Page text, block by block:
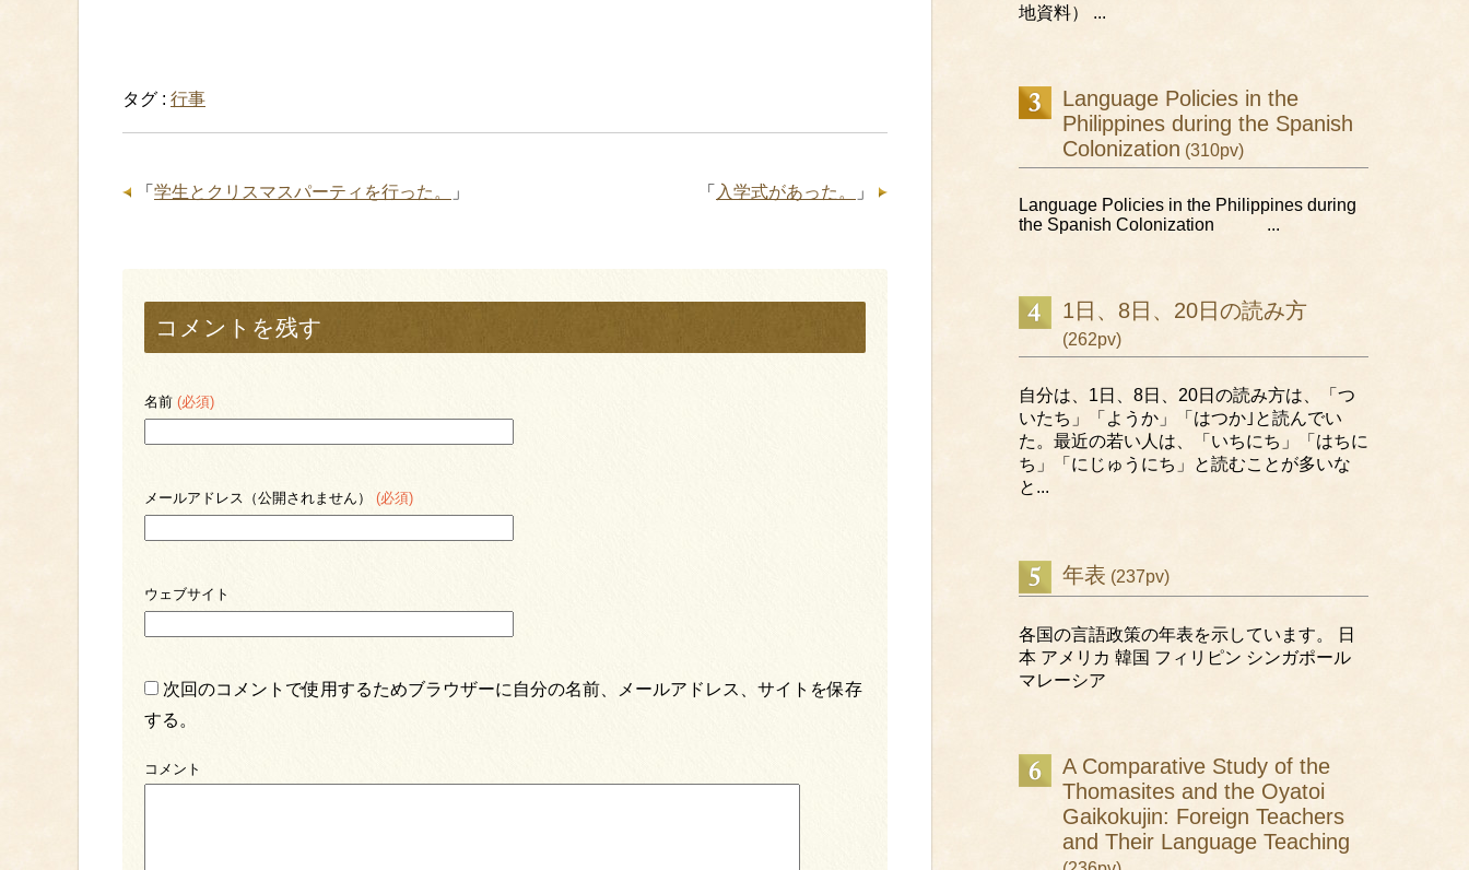
タグ : 行事
「 入学式があった。 」
「 学生とクリスマスパーティを行った。 」
コメントを残す
名前 (必須)
メールアドレス（公開されません） (必須)
ウェブサイト
次回のコメントで使用するためブラウザーに自分の名前、メールアドレス、サイトを保存
する。
コメント
地資料） ...
Language Policies in the
Philippines during the Spanish
Colonization (310pv)
Language Policies in the Philippines during
the Spanish Colonization ...
1日、8日、20日の読み方
(262pv)
自分は、1日、8日、20日の読み方は、「つ
いたち」「ようか」「はつか｣と読んでい
た。最近の若い人は、「いちにち」「はちに
ち」「にじゅうにち」と読むことが多いな
と...
年表 (237pv)
各国の言語政策の年表を示しています。 日
本 アメリカ 韓国 フィリピン シンガポール
マレーシア
A Comparative Study of the
Thomasites and the Oyatoi
Gaikokujin: Foreign Teachers
and Their Language Teaching